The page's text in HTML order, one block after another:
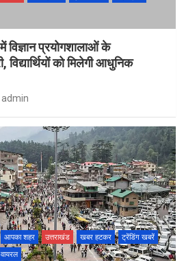
विज्ञान प्रयोगशालाओं के
को मिलेगी आधुनिक
admin
आपका शहर उत्तराखंड खबर हटकर
ट्रेंडिंग खबरें